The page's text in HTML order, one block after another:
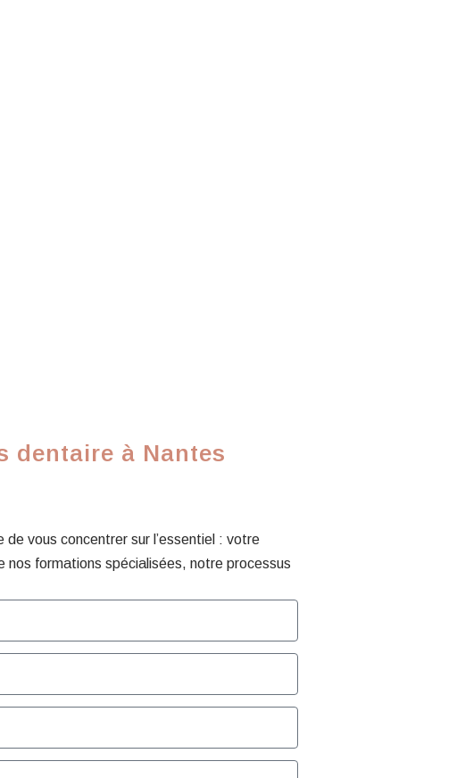
dentaire à Nantes
vous concentrer sur l’essentiel : votre
nos formations spécialisées, notre processus